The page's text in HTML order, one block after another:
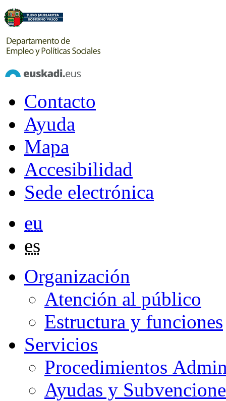
Contacto
Ayuda
Mapa
Accesibilidad
Sede electrónica
eu
es
Organización
Atención al público
Estructura y funciones
Servicios
Procedimientos
Ayudas y